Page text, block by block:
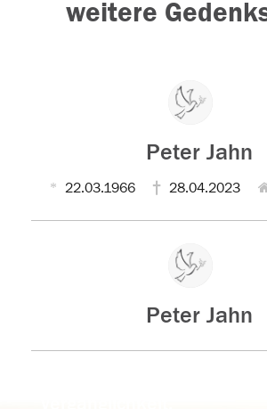
weitere
Peter Jahn
22.03.1966 28.04.2023
Peter Jahn